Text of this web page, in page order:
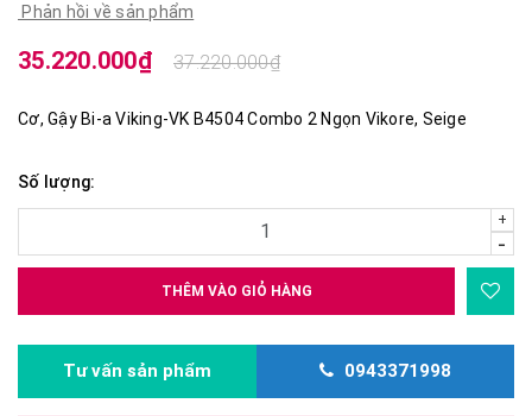
Phản hồi về sản phẩm
35.220.000₫ 37.220.000₫
Cơ, Gậy Bi-a Viking-VK B4504 Combo 2 Ngọn Vikore, Seige
Số lượng:
+
-
THÊM VÀO GIỎ HÀNG
Tư vấn sản phẩm 0943371998